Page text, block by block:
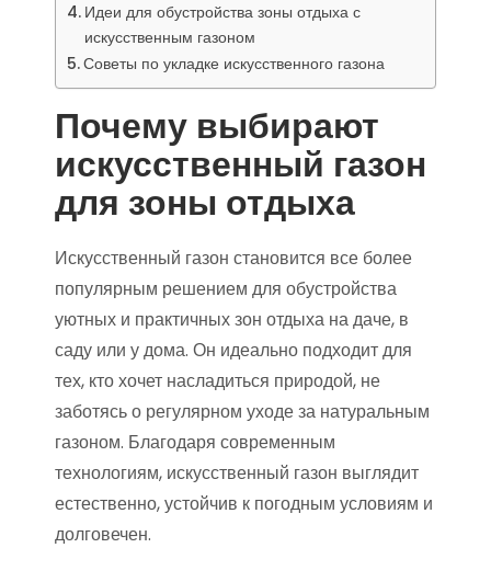
Идеи для обустройства зоны отдыха с
искусственным газоном
Советы по укладке искусственного газона
Почему выбирают
искусственный газон
для зоны отдыха
Искусственный газон становится все более
популярным решением для обустройства
уютных и практичных зон отдыха на даче, в
саду или у дома. Он идеально подходит для
тех, кто хочет насладиться природой, не
заботясь о регулярном уходе за натуральным
газоном. Благодаря современным
технологиям, искусственный газон выглядит
естественно, устойчив к погодным условиям и
долговечен.